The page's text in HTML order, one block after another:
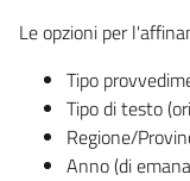
Le opzioni per
Tipo
Tipo di testo
Regione/
Anno (di